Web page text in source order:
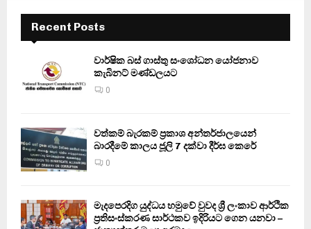
Recent Posts
වාර්ෂික බස් ගාස්තු සංශෝධන යෝජනාව
කැබිනට් මණ්ඩලයට
0
වත්කම් බැරකම් ප්‍රකාශ අන්තර්ජාලයෙන්
බාරදීමේ කාලය ජූලි 7 දක්වා දීර්ඝ කෙරේ
0
මැදපෙරදිග යුද්ධය හමුවේ වුවද ශ්‍රී ලංකාව ආර්ථික
ප්‍රතිසංස්කරණ සාර්ථකව ඉදිරියට ගෙන යනවා –